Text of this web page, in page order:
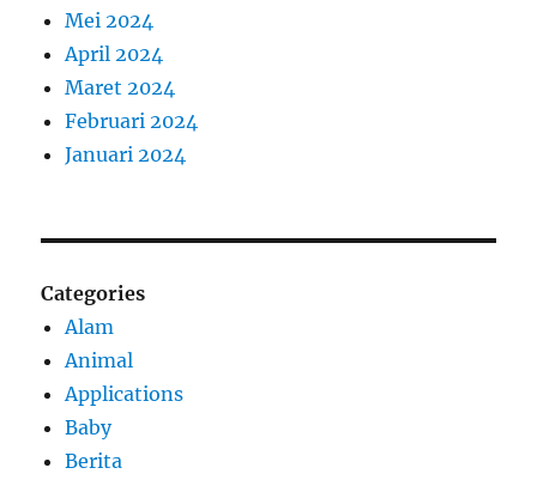
Mei 2024
April 2024
Maret 2024
Februari 2024
Januari 2024
Categories
Alam
Animal
Applications
Baby
Berita